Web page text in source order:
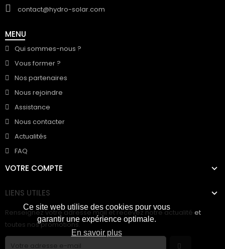
Ce site web utilise des cookies pour vous
garantir une expérience optimale.
En savoir plus
contact@hydro-solar.com
MENU
Qui sommes-nous ?
Vous former ?
Nos partenaires
Nous rejoindre
Assistance
Nous contacter
Actualités
FAQ
VOTRE COMPTE
LIENS UTILES
Renseignez votre adresse mail et recevez notre actualité et
toutes nos promotions.